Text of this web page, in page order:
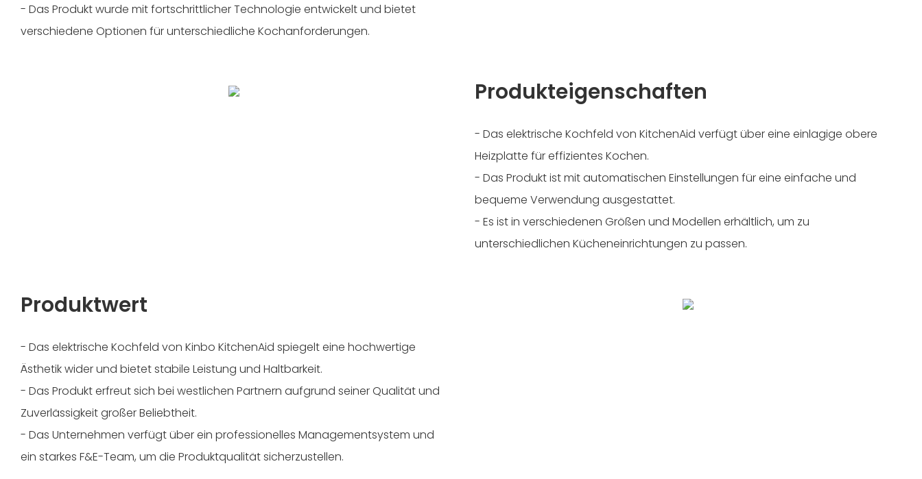
- Das Produkt wurde mit fortschrittlicher Technologie entwickelt und bietet
verschiedene Optionen für unterschiedliche Kochanforderungen.
Produkteigenschaften
- Das elektrische Kochfeld von KitchenAid verfügt über eine einlagige obere
Heizplatte für effizientes Kochen.
- Das Produkt ist mit automatischen Einstellungen für eine einfache und
bequeme Verwendung ausgestattet.
- Es ist in verschiedenen Größen und Modellen erhältlich, um zu
unterschiedlichen Kücheneinrichtungen zu passen.
Produktwert
- Das elektrische Kochfeld von Kinbo KitchenAid spiegelt eine hochwertige
Ästhetik wider und bietet stabile Leistung und Haltbarkeit.
- Das Produkt erfreut sich bei westlichen Partnern aufgrund seiner Qualität und
Zuverlässigkeit großer Beliebtheit.
- Das Unternehmen verfügt über ein professionelles Managementsystem und
ein starkes F&E-Team, um die Produktqualität sicherzustellen.